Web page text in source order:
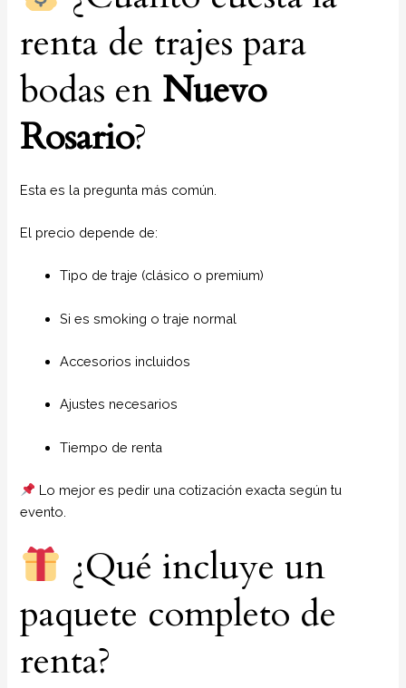
renta de trajes para
bodas en Nuevo
Rosario?
Esta es la pregunta más común.
El precio depende de:
Tipo de traje (clásico o premium)
Si es smoking o traje normal
Accesorios incluidos
Ajustes necesarios
Tiempo de renta
Lo mejor es pedir una cotización exacta según tu
evento.
¿Qué incluye un
paquete completo de
renta?